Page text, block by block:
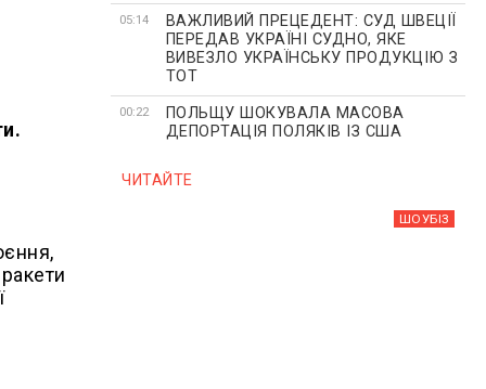
05:14
ВАЖЛИВИЙ ПРЕЦЕДЕНТ: СУД ШВЕЦІЇ
ПЕРЕДАВ УКРАЇНІ СУДНО, ЯКЕ
ВИВЕЗЛО УКРАЇНСЬКУ ПРОДУКЦІЮ З
ТОТ
00:22
ПОЛЬЩУ ШОКУВАЛА МАСОВА
ДЕПОРТАЦІЯ ПОЛЯКІВ ІЗ США
ЧИТАЙТЕ
ШОУБIЗ